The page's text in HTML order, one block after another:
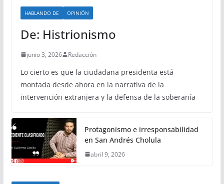
HABLANDO DE OPINIÓN
De: Histrionismo
junio 3, 2026 Redacción
Lo cierto es que la ciudadana presidenta está
montada desde ahora en la narrativa de la
intervención extranjera y la defensa de la soberanía
Protagonismo e irresponsabilidad
en San Andrés Cholula
abril 9, 2026